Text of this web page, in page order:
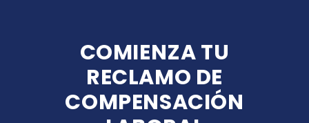
COMIENZA TU
RECLAMO DE
COMPENSACIÓN